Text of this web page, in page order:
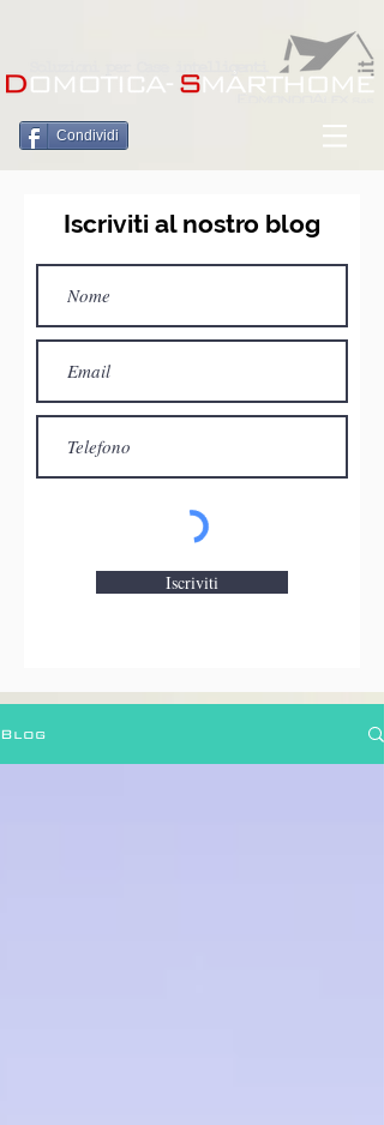
Condividi
Iscriviti al nostro blog
Iscriviti
Blog